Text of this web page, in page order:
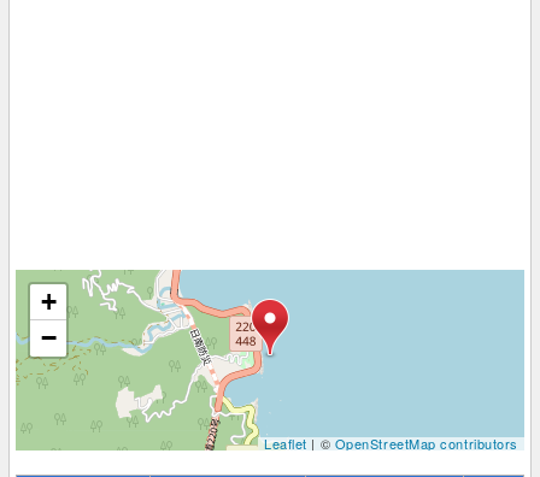
+
−
Leaflet| ©OpenStreetMap contributors